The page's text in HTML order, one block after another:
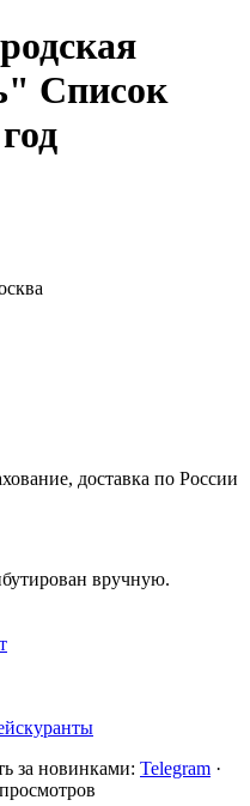
Список
доставка по России
вручную.
за новинками: Telegram ·